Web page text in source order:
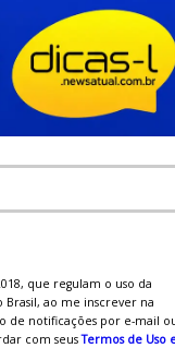
RSS
que regulam o uso da
ao me inscrever na
de notificações por e-mail
com seusTermos de Uso